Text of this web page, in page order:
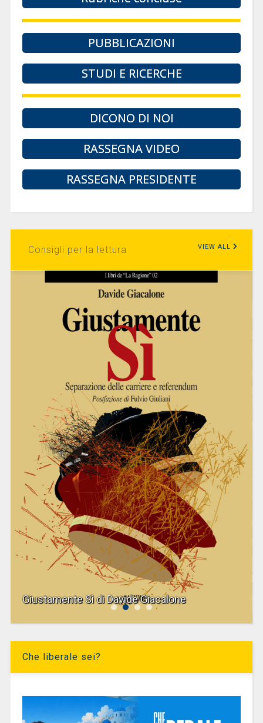
PUBBLICAZIONI
STUDI E RICERCHE
DICONO DI NOI
RASSEGNA VIDEO
RASSEGNA PRESIDENTE
Consigli per la lettura VIEW ALL
Giustamente Sì di Davide Giacalone
Che liberale sei?